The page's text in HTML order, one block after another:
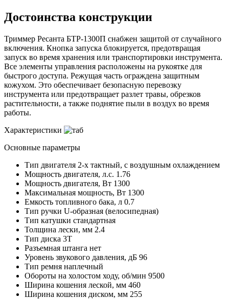
Достоинства конструкции
Триммер Ресанта БТР-1300П снабжен защитой от случайного
включения. Кнопка запуска блокируется, предотвращая
запуск во время хранения или транспортировки инструмента.
Все элементы управления расположены на рукоятке для
быстрого доступа. Режущая часть ограждена защитным
кожухом. Это обеспечивает безопасную перевозку
инструмента или предотвращает разлет травы, обрезков
растительности, а также поднятие пыли в воздух во время
работы.
Характеристики
Основные параметры
Тип двигателя 2-х тактный, с воздушным охлаждением
Мощность двигателя, л.с. 1.76
Мощность двигателя, Вт 1300
Максимальная мощность, Вт 1300
Емкость топливного бака, л 0.7
Тип ручки U-образная (велосипедная)
Тип катушки стандартная
Толщина лески, мм 2.4
Тип диска 3Т
Разъемная штанга нет
Уровень звукового давления, дБ 96
Тип ремня наплечный
Обороты на холостом ходу, об/мин 9500
Ширина кошения леской, мм 460
Ширина кошения диском, мм 255